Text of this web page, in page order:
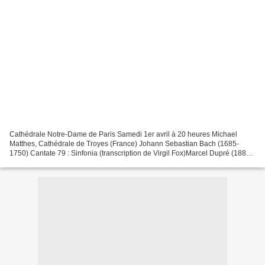
Cathédrale Notre-Dame de Paris Samedi 1er avril à 20 heures Michael
Matthes, Cathédrale de Troyes (France) Johann Sebastian Bach (1685-
1750) Cantate 79 : Sinfonia (transcription de Virgil Fox)Marcel Dupré (1886-